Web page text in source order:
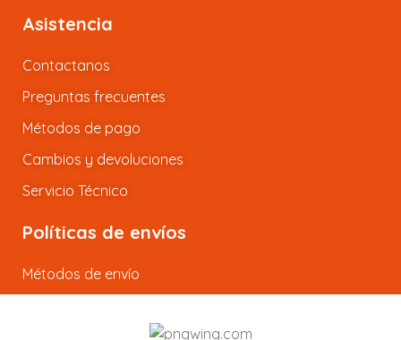
Asistencia
Contactanos
Preguntas frecuentes
Métodos de pago
Cambios y devoluciones
Servicio Técnico
Políticas de envíos
Métodos de envío